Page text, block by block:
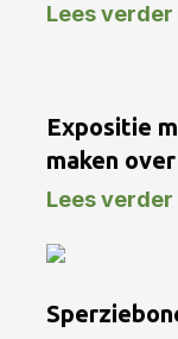
Lees verder
Expositie
maken
Lees verder